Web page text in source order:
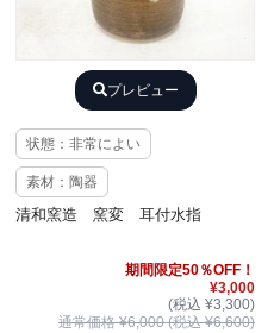
プレビュー
状態：非常によい
素材：陶器
清和窯造 窯変 耳付水指
期間限定50％OFF！
¥3,000
(税込 ¥3,300)
通常価格 ¥6,000 (税込 ¥6,600)